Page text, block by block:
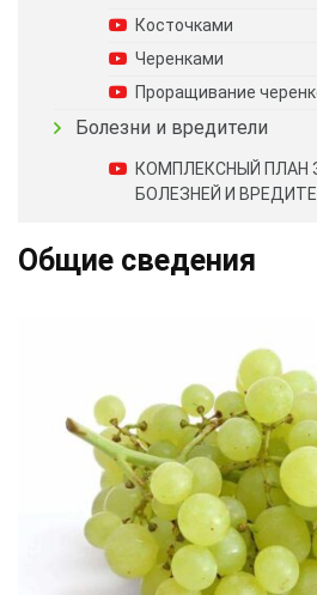
Косточками
Черенками
Проращивание
Болезни и вредители
КОМПЛЕКСНЫЙ ПЛАН
БОЛЕЗНЕЙ И
Общие сведения